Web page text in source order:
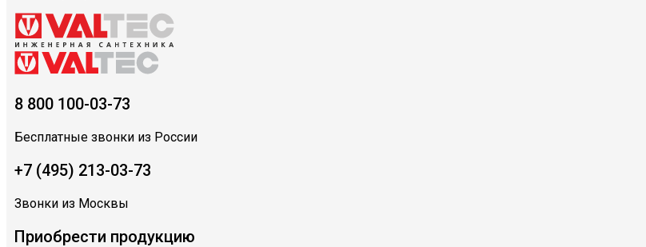
8 800 100-03-73
Бесплатные звонки из России
+7 (495) 213-03-73
Звонки из Москвы
Приобрести продукцию